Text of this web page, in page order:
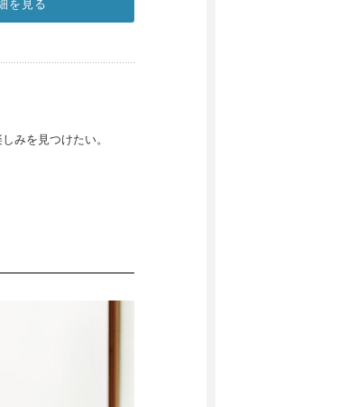
を見る
みを見つけたい。